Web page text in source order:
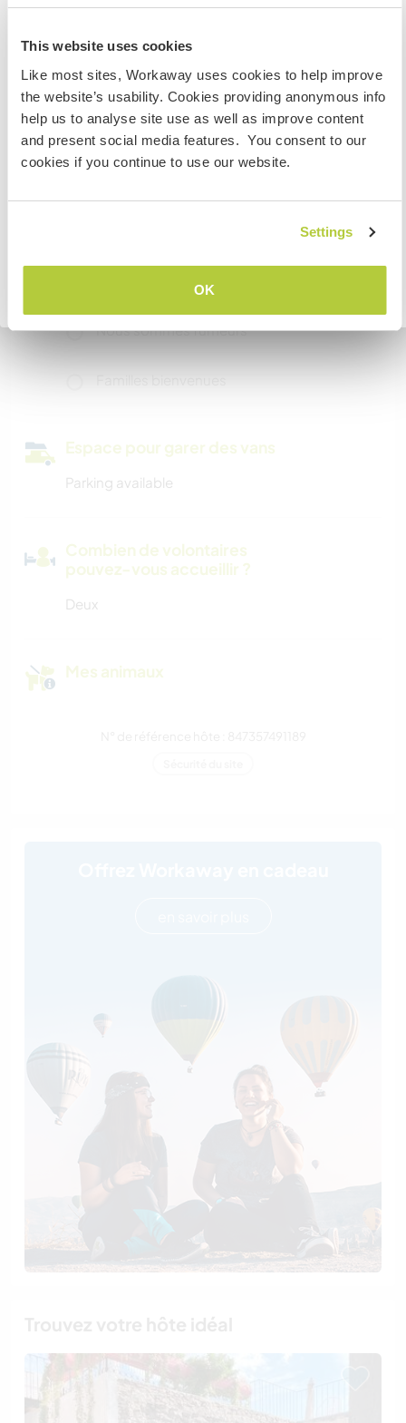
This website uses cookies
Like most sites, Workaway uses cookies to help improve
the website’s usability. Cookies providing anonymous info
help us to analyse site use as well as improve content
and present social media features. You consent to our
cookies if you continue to use our website.
Settings
OK
house that has 2 x queen beds and your own
Informations
complémentaires
Nous sommes fumeurs
Espace pour garer des vans
Parking available
Combien de volontaires
pouvez-vous accueillir ?
Deux
Mes animaux
Si vous n’êtes ni citoyen australien ni citoyen
néozélandais et avez l'intention de travailler, faire du
volontariat ou étudier lors de votre visite, VOUS AUREZ
BESOIN DU BON VISA. Veuillez contacter l’ambassade
dans votre pays d’origine pour obtenir plus
Retourner à la liste complète des hôtes